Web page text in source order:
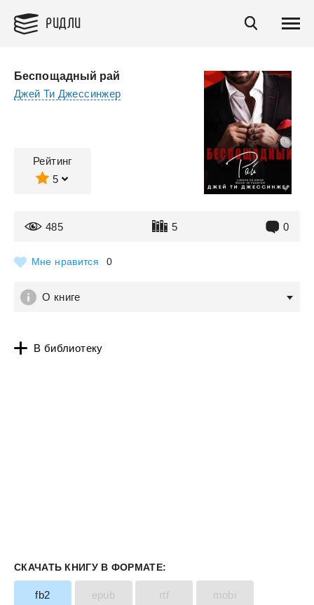
РИДЛИ
Беспощадный рай
Джей Ти Джессинжер
Рейтинг
5
485 5 0
Мне нравится 0
О книге
В библиотеку
СКАЧАТЬ КНИГУ В ФОРМАТЕ:
fb2 epub rtf mobi